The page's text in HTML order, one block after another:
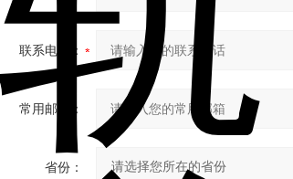
联系电话：
常用邮箱：
省份：